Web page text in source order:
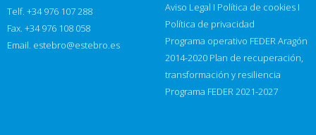
Telf. +34 976 107 288
Fax. +34 976 108 058
Email. estebro@estebro.es
Aviso Legal I Política de cookies I
Política de privacidad
Programa operativo FEDER Aragón
2014-2020 Plan de recuperación,
transformación y resiliencia
Programa FEDER 2021-2027